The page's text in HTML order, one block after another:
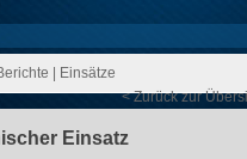
Einsätze
< Zurück zur
Einsatz